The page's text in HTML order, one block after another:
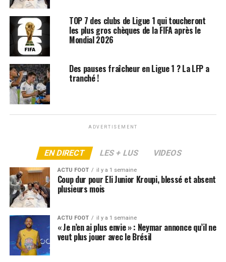
streaming Lorient – PSG ?
Pour suivre le match, il faut être abonné àLigue 1+, la
plateforme officielle du championnat. L’abonnement
peut se faire via DAZN, Amazon, RMC Sport, ou encore
votre fournisseur d’accès Internet. Le match sera
diffusé sur le
canal n°2de la plateforme, avec une prise
d’antenne quelques minutes avant le début de la
rencontre.
La rediffusion du match sera disponible sur le site ou
(DAZN, Amazon, etc.). Les supporters pourront
également revoir la rencontre sur le site officiel du PSG,
dès dimanche à minuit.
Les compos probables de
Lorient – PSG
La composition probable du PSG selon
:Chevalier – Mayulu, Marquinhos, Pacho, Nuno Mendes
TOP 7 des clubs de Ligue 1 qui toucheront
les plus gros chèques de la FIFA après le
Mondial 2026
Des pauses fraîcheur en Ligue 1 ? La LFP a
tranché !
ADVERTISEMENT
EN DIRECT LES + LUS VIDEOS
ACTU FOOT il y a 1 semaine
Coup dur pour Eli Junior Kroupi, blessé et absent
plusieurs mois
ACTU FOOT il y a 1 semaine
« Je n’en ai plus envie » : Neymar annonce qu’il ne
veut plus jouer avec le Brésil